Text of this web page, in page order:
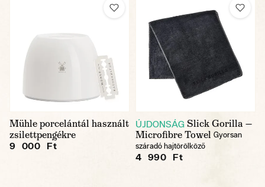
Mühle porcelántál használt
zsilettpengékre
9 000 Ft
ÚJDONSÁG Slick Gorilla —
Microfibre Towel Gyorsan
száradó hajtörölköző
4 990 Ft